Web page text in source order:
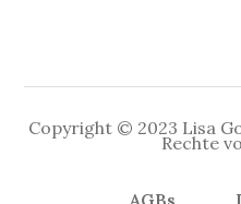
Copyright © 2023 Lisa
Rechte
AGBs